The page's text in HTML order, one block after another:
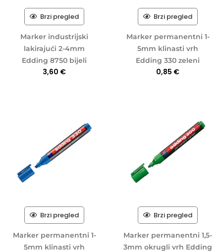
Brzi pregled
Marker industrijski
lakirajući 2-4mm
Edding 8750 bijeli
3,60 €
Brzi pregled
Marker permanentni 1-
5mm klinasti vrh
Edding 330 zeleni
0,85 €
Brzi pregled
Marker permanentni 1-
5mm klinasti vrh
Brzi pregled
Marker permanentni 1,5-
3mm okrugli vrh Edding